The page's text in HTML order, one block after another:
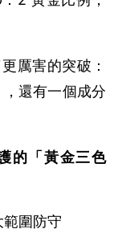
厲害的突破：
還有一個成分
的「黃金三色
圍防守